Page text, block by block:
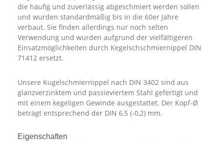
die häufig und zuverlässig abgeschmiert werden sollen
und wurden standardmäßig bis in die 60er Jahre
verbaut. Sie finden allerdings nur noch selten
Verwendung und wurden aufgrund der vielfältigeren
Einsatzmöglichkeiten durch Kegelschschmiernippel DIN
71412 ersetzt.
Unsere Kugelschmiernippel nach DIN 3402 sind aus
glanzverzinktem und passieviertem Stahl gefertigt und
mit einem kegeligen Gewinde ausgestattet. Der Kopf-Ø
beträgt entsprechend der DIN 6,5 (-0,2) mm.
Eigenschaften